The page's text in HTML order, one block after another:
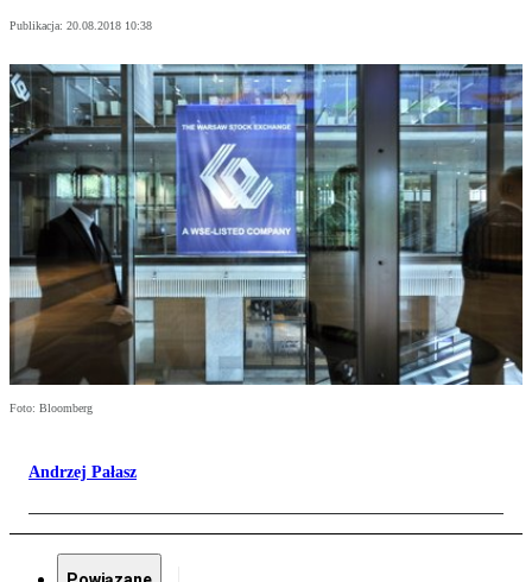
Publikacja: 20.08.2018 10:38
Foto: Bloomberg
Andrzej Pałasz